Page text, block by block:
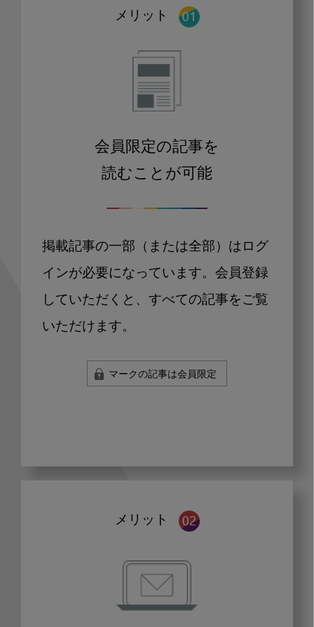
メリット
会員限定の記事を
読むことが可能
掲載記事の一部（または全部）はログ
インが必要になっています。会員登録
していただくと、すべての記事をご覧
いただけます。
マークの記事は会員限定
メリット